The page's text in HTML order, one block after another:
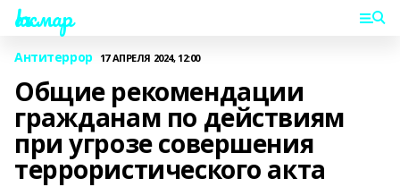
Һаҡмар
Антитеррор 17 АПРЕЛЯ 2024, 12:00
Общие рекомендации
гражданам по действиям
при угрозе совершения
террористического акта